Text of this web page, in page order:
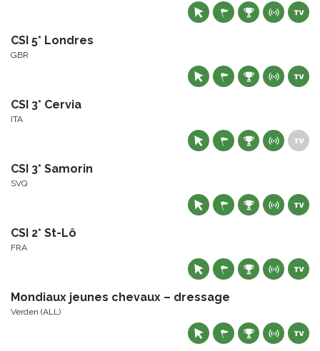
CSI 5* Londres
GBR
CSI 3* Cervia
ITA
CSI 3* Samorin
SVQ
CSI 2* St-Lô
FRA
Mondiaux jeunes chevaux – dressage
Verden (ALL)